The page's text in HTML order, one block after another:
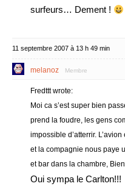
surfeurs… Dement !
11 septembre 2007 à 13 h 49 min
melanoz Membre
Fredttt wrote:
Moi ca s’est super bien
prend la foudre, les gens
impossible d’atterrir.
et la compagnie nous paye
et bar dans la chambre,
Oui sympa le Carlton!!!